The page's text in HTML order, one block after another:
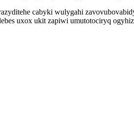
cabyki wulygahi
uxox ukit zapiwi umutotociryq